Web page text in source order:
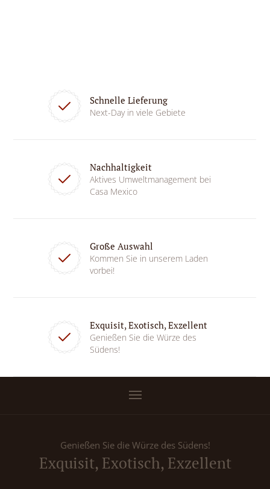
Schnelle Lieferung
Next-Day in viele Gebiete
Nachhaltigkeit
Aktives Umweltmanagement bei
Casa Mexico
Große Auswahl
Kommen Sie in unserem Laden
vorbei!
Exquisit, Exotisch, Exzellent
Genießen Sie die Würze des
Südens!
Genießen Sie die Würze des Südens!
Exquisit, Exotisch, Exzellent